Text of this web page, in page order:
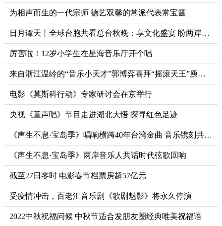
为相声而生的一代宗师 德艺双馨的常派代表常宝霆
日月谭天丨全球台胞共看总台秋晚：享文化盛宴 盼两岸团圆
厉害啦！12岁小学生在星海音乐厅开个唱
来自浙江温岭的“音乐小天才”郭博弈喜拜“摇滚天王”庾澄庆为师
电影《莫斯科行动》专家研讨会在京举行
央视《童声唱》节目走进湖北大悟 探寻红色足迹
《声生不息·宝岛季》唱响横跨40年台湾金曲 音乐镌刻共同记忆
《声生不息·宝岛季》两岸音乐人共话时代弦歌回响
截至27日零时 电影春节档票房超57亿元
受疫情冲击，百老汇音乐剧《歌剧魅影》将永久停演
2022中秋祝福问候 中秋节适合发朋友圈经典唯美祝福语